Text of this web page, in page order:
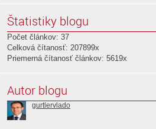
Štatistiky blogu
Počet článkov: 37
Celková čítanosť: 207899x
Priemerná čítanosť článkov: 5619x
Autor blogu
gurtlervlado